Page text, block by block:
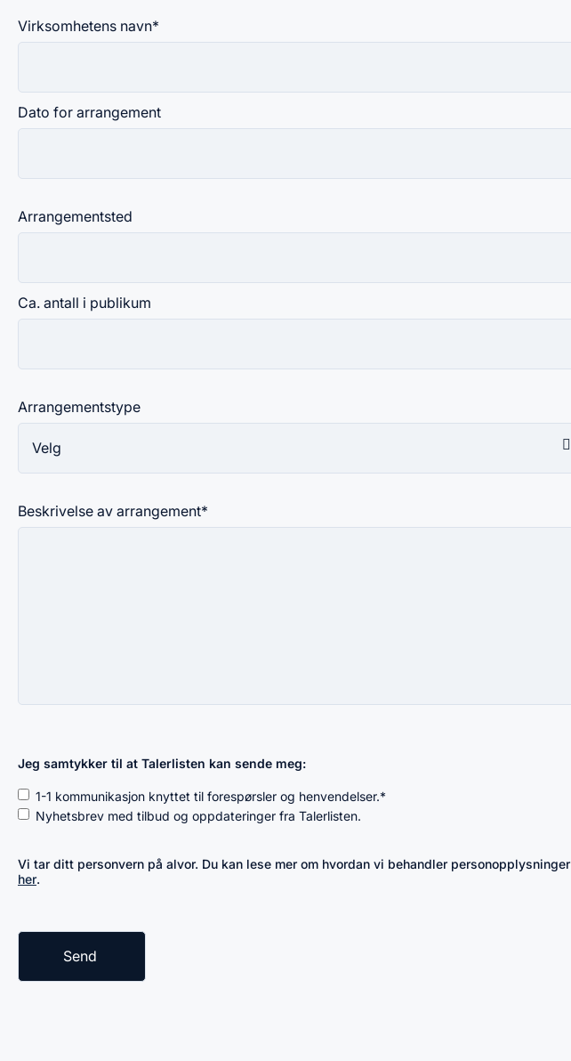
Virksomhetens navn*
Dato for arrangement
Arrangementsted
Ca. antall i publikum
Arrangementstype
Beskrivelse av arrangement*
Jeg samtykker til at Talerlisten kan sende meg:
1-1 kommunikasjon knyttet til forespørsler og henvendelser.*
Nyhetsbrev med tilbud og oppdateringer fra Talerlisten.
Vi tar ditt personvern på alvor. Du kan lese mer om hvordan vi behandler personopplysninger
her.